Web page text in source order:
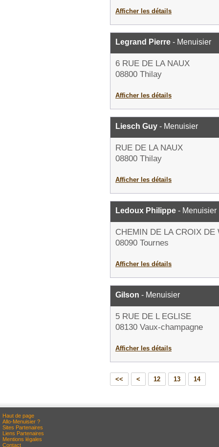
Afficher les détails
Legrand Pierre - Menuisier
6 RUE DE LA NAUX
08800 Thilay
Afficher les détails
Liesch Guy - Menuisier
RUE DE LA NAUX
08800 Thilay
Afficher les détails
Ledoux Philippe - Menuisier
CHEMIN DE LA CROIX DE
08090 Tournes
Afficher les détails
Gilson - Menuisier
5 RUE DE L EGLISE
08130 Vaux-champagne
Afficher les détails
<< < 12 13 14
Haut de page
Allo-Menuisier ?
Sites Partenaires
Liens Partenaires
Mentions légales
Contact